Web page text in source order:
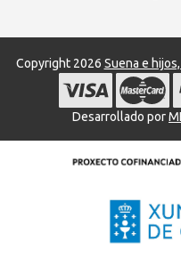
Copyright 2026 Suena e hijos,
Desarrollado por